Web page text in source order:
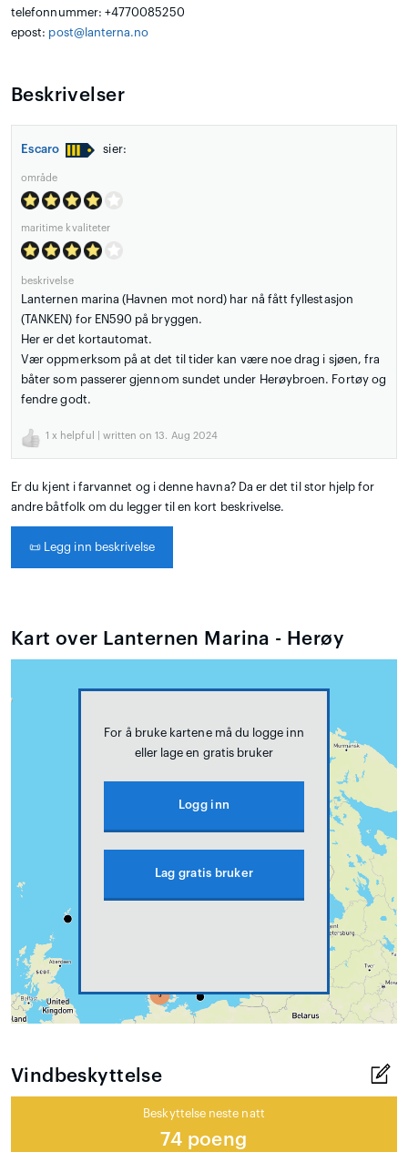
telefonnummer: +4770085250
epost: post@lanterna.no
Beskrivelser
Escaro sier:
område
maritime kvaliteter
beskrivelse
Lanternen marina (Havnen mot nord) har nå fått fyllestasjon
(TANKEN) for EN590 på bryggen.
Her er det kortautomat.
Vær oppmerksom på at det til tider kan være noe drag i sjøen, fra
båter som passerer gjennom sundet under Herøybroen. Fortøy og
fendre godt.
1 x helpful | written on 13. Aug 2024
Er du kjent i farvannet og i denne havna? Da er det til stor hjelp for
andre båtfolk om du legger til en kort beskrivelse.
📜 Legg inn beskrivelse
Kart over Lanternen Marina - Herøy
For å bruke kartene må du logge inn
eller lage en gratis bruker
Logg inn
Lag gratis bruker
Vindbeskyttelse
Beskyttelse neste natt
74 poeng